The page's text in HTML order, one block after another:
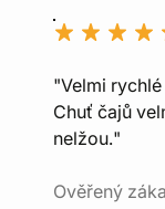
"Velmi
Chuť čajů
nelžou."
Ověřený